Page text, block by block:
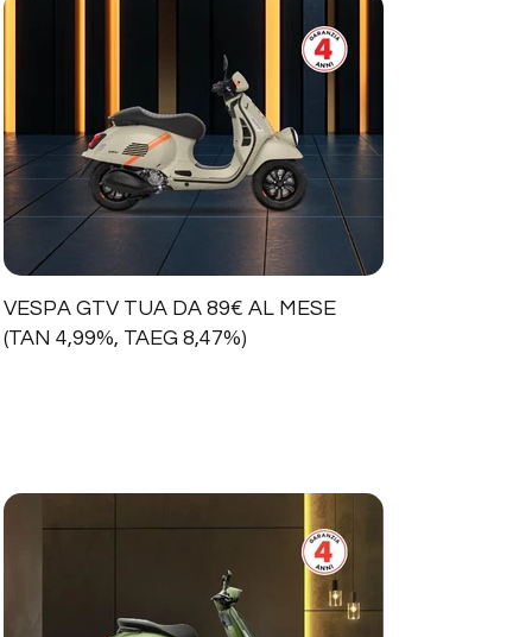
VESPA GTV TUA DA 89€ AL MESE
(TAN 4,99%, TAEG 8,47%)